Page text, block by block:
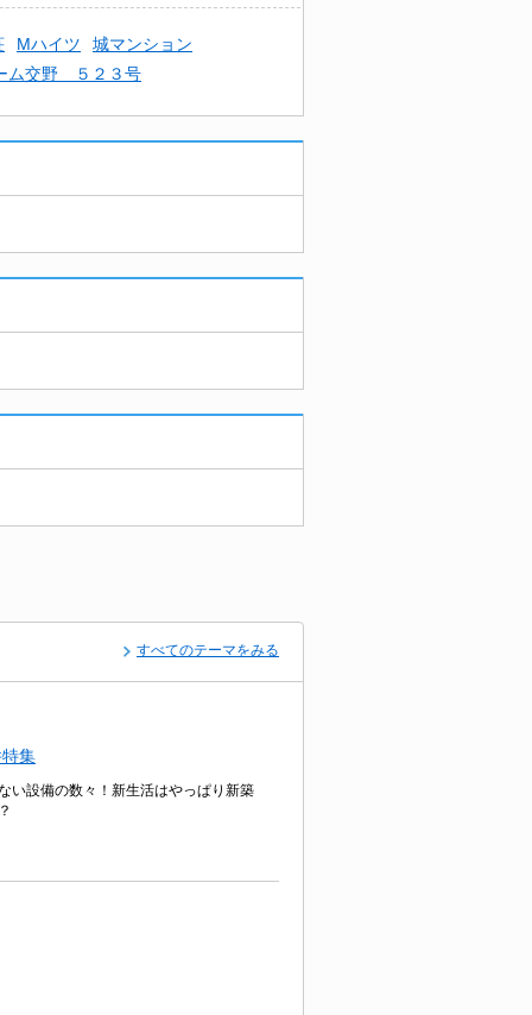
Mハイツ
城マンション
ム交野 ５２３号
すべてのテーマをみる
集
い設備の数々！新生活はやっぱり新築